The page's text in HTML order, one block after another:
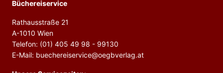
Büchereiservice
Rathausstraße 21
A-1010 Wien
Telefon: (01) 405 49 98 - 99130
E-Mail: buechereiservice@oegbverlag.at